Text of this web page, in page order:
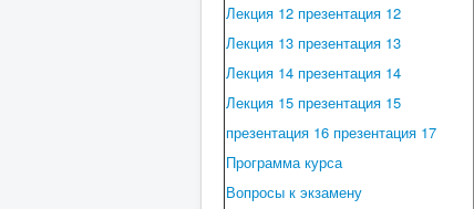
Лекция 12 презентация 12
Лекция 13 презентация 13
Лекция 14 презентация 14
Лекция 15 презентация 15
презентация 16 презентация 17
Программа курса
Вопросы к экзамену